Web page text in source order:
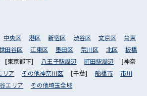
中央区 港区 新宿区 渋谷区 文京区
台東
田谷区 江東区 墨田区 荒川区 北区
板橋
[東京都下] 八王子駅周辺 町田駅周辺
[神奈
リア その他神奈川区 [千葉] 船橋市
市川
エリア その他埼玉全域